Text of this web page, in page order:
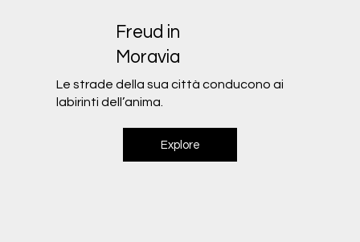
Freud in
Moravia
Le strade della sua città conducono ai
labirinti dell’anima.
Explore